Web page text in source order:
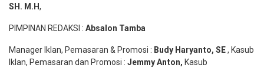
SH . M.H,
PIMPINAN REDAKSI : Absalon Tamba
Manager Iklan, Pemasaran & Promosi : Budy Haryanto, SE, Kasub
Iklan, Pemasaran dan Promosi : Jemmy Anton, Kasub